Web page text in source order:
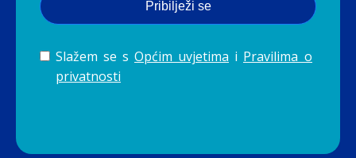
Pribilježi se
Slažem se s Općim uvjetima i Pravilima o
privatnosti